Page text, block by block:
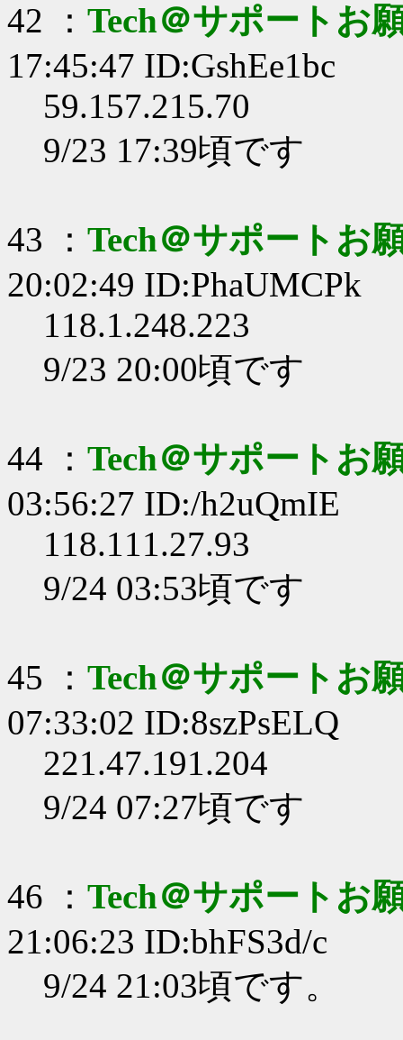
42 ： Tech＠サポートお
17:45:47 ID:GshEe1bc
59.157.215.70
9/23 17:39頃です
43 ： Tech＠サポートお
20:02:49 ID:PhaUMCPk
118.1.248.223
9/23 20:00頃です
44 ： Tech＠サポートお
03:56:27 ID:/h2uQmIE
118.111.27.93
9/24 03:53頃です
45 ： Tech＠サポートお
07:33:02 ID:8szPsELQ
221.47.191.204
9/24 07:27頃です
46 ： Tech＠サポートお
21:06:23 ID:bhFS3d/c
9/24 21:03頃です。